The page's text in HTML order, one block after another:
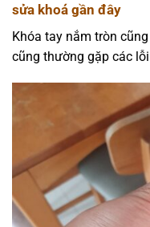
sửa khoá gần đây
Khóa tay nắm tròn
cũng thường gặp các